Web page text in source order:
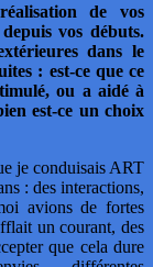
de vos
vos débuts.
dans le
: est-ce que ce
ou a aidé à
est-ce un choix
je conduisais ART
: des interactions,
avions de fortes
un courant, des
que cela dure